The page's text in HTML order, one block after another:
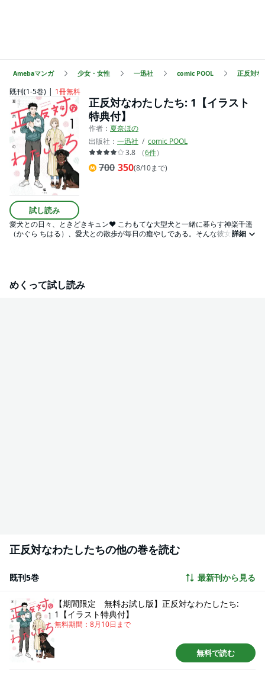
Amebaマンガ 少女・女性 一迅社 comic POOL 正反対な
既刊(1-5巻) 1冊無料
試し読み
正反対なわたしたち: 1【イラスト
特典付】
作者： 夏奈ほの
出版社： 一迅社
comic POOL
3.8
（6件）
700 350(8/10まで)
愛犬との日々、ときどきキュン♥ こわもてな大型犬と一緒に暮らす神楽千遥
（かぐら ちはる）、愛犬との散歩が毎日の癒やしである。そんな彼女は、い
詳細
めくって試し読み
正反対なわたしたちの他の巻を読む
既刊5巻 最新刊から見る
【期間限定 無料お試し版】正反対なわたしたち:
1【イラスト特典付】
無料期間： 8月10日 まで
無料で読む